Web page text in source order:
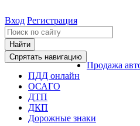
Вход Регистрация
Найти
Спрятать навигацию
Продажа
ПДД онлайн
ОСАГО
ДТП
ДКП
Дорожные знаки